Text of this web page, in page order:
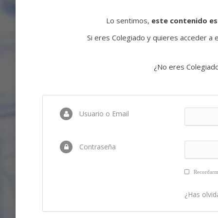
Lo sentimos, este contenido
Si eres Colegiado y quieres acceder a
¿No eres
Usuario o Email
Contraseña
¿Has